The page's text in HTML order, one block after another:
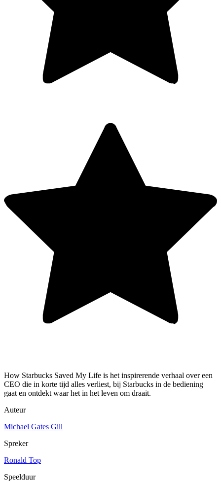
How Starbucks Saved My Life is het inspirerende verhaal over een
CEO die in korte tijd alles verliest, bij Starbucks in de bediening
gaat en ontdekt waar het in het leven om draait.
Auteur
Michael Gates Gill
Spreker
Ronald Top
Speelduur